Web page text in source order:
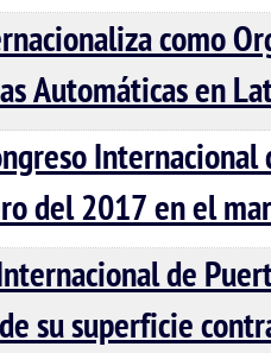
como
Automáticas en
del 2017 en el
de
su superficie